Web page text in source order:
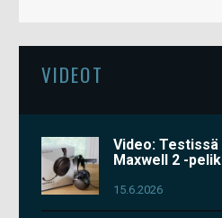
VIDEOT
Video: Testissä
Maxwell 2 -
15.6.2026